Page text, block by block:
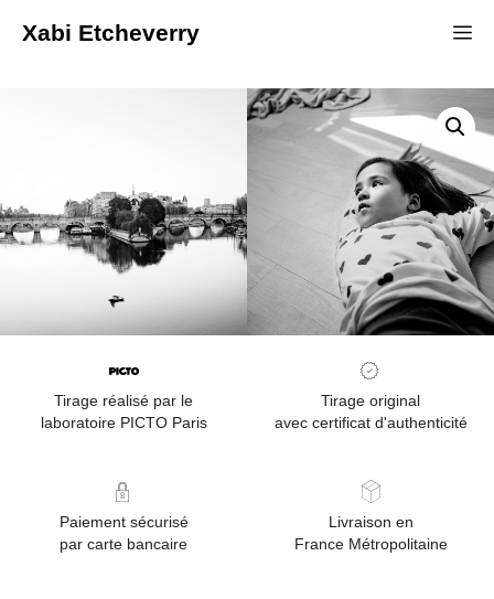
Xabi Etcheverry
Tirage réalisé par le
laboratoire PICTO Paris
Tirage original
avec certificat d'authenticité
Paiement sécurisé
par carte bancaire
Livraison en
France Métropolitaine